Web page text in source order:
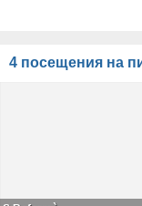
4 посещения на